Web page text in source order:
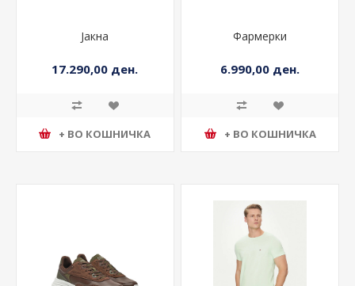
Јакна
17.290,00 ден.
+ ВО КОШНИЧКА
Фармерки
6.990,00 ден.
+ ВО КОШНИЧКА